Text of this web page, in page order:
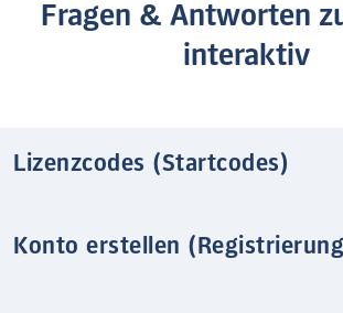
Fragen & Antworten
interaktiv
Lizenzcodes (Startcodes)
Konto erstellen